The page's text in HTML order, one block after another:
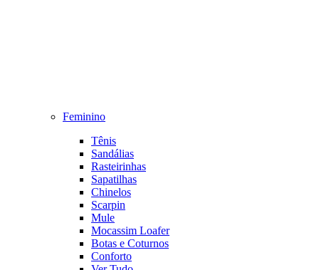
Feminino
Tênis
Sandálias
Rasteirinhas
Sapatilhas
Chinelos
Scarpin
Mule
Mocassim Loafer
Botas e Coturnos
Conforto